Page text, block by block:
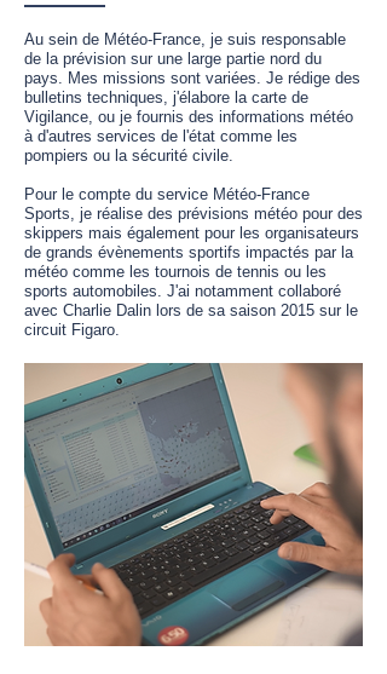
Au sein de Météo-France, je suis responsable
de la prévision sur une large partie nord du
pays. Mes missions sont variées. Je rédige des
bulletins techniques, j'élabore la carte de
Vigilance, ou je fournis des informations météo
à d'autres services de l'état comme les
pompiers ou la sécurité civile.
Pour le compte du service Météo-France
Sports, je réalise des prévisions météo pour des
skippers mais également pour les organisateurs
de grands évènements sportifs impactés par la
météo comme les tournois de tennis ou les
sports automobiles. J'ai notamment collaboré
avec Charlie Dalin lors de sa saison 2015 sur le
circuit Figaro.